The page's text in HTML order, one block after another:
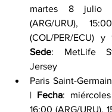
martes 8
(ARG/URU),
Sede: MetLife
Jersey
Paris Saint-
| Fecha:
16:00 (ARG/URU),